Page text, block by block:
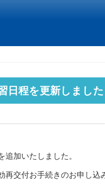
日程を更新しまし
加いたしました。
再交付お手続きのお申し込